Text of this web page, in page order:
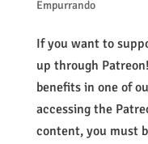
Empurrando
If you want to
up through
benefits in one of
accessing the
content, you must